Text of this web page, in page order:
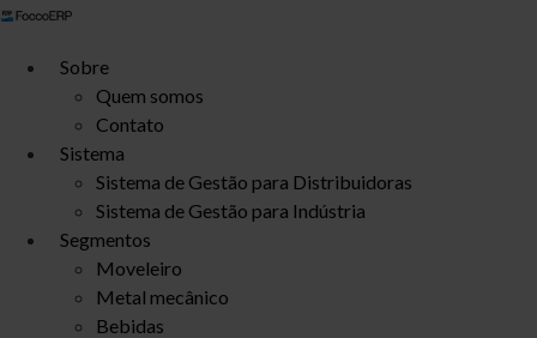
Ir
conteúdo
Sobre
Quem somos
Contato
Sistema
Sistema de Gestão para Distribuidoras
Sistema de Gestão para Indústria
Segmentos
Moveleiro
Metal mecânico
Bebidas